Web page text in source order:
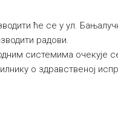
ће се у ул.
радови.
системима очекује
о здравственој